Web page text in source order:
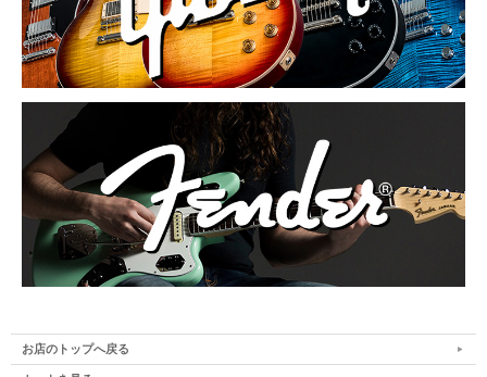
お店のトップへ戻る